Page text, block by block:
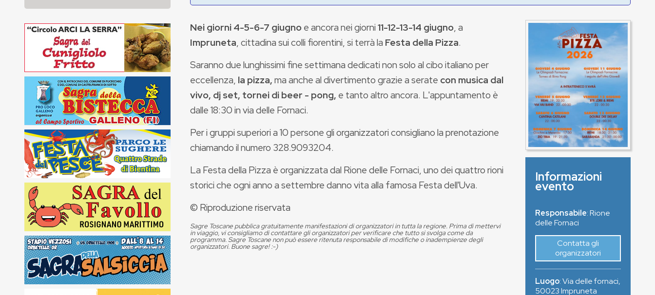
Nei giorni 4-5-6-7 giugnoe ancora nei giorni11-12-13-14 giugno, a
Impruneta, cittadina sui colli fiorentini, si terrà la Festa della Pizza.
Saranno due lunghissimi fine settimana dedicati non solo al cibo italiano per
eccellenza, la pizza,ma anche al divertimento grazie a serate con musica dal
vivo, dj set, tornei di beer - pong, e tanto altro ancora. L'appuntamento è
dalle 18:30 in via delle Fornaci.
Per i gruppi superiori a 10 persone gli organizzatori consigliano la prenotazione
chiamando il numero 328.9093204.
La Festa della Pizza è organizzata dal Rione delle Fornaci, uno dei quattro rioni
storici che ogni anno a settembre danno vita alla famosa Festa dell'Uva.
© Riproduzione riservata
Sagre Toscane pubblica gratuitamente manifestazioni di organizzatori in tutta la regione. Prima di mettervi
in viaggio, vi consigliamo di contattare gli organizzatori per verificare che tutto si svolga come da
programma. Sagre Toscane non può essere ritenuta responsabile di modifiche o inadempienze degli
organizzatori. Buone sagre! :-)
Informazioni
evento
Responsabile: Rione
delle Fornaci
Contatta gli
organizzatori
Luogo:Via delle fornaci,
50023Impruneta